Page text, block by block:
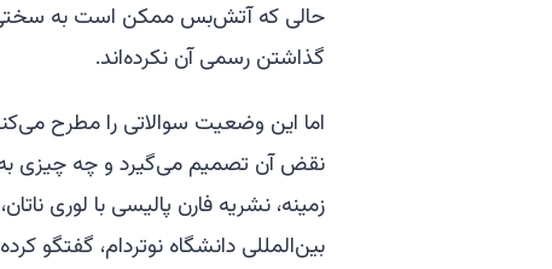
حالی که آتش‌بس ممکن است به سختی
گذاشتن رسمی آن نکرده‌اند.
اما این وضعیت سوالاتی را مطرح
نقض آن تصمیم می‌گیرد و چه چیزی
زمینه، نشریه فارن پالیسی با لوری
بین‌المللی دانشگاه نوتردام، گفتگو